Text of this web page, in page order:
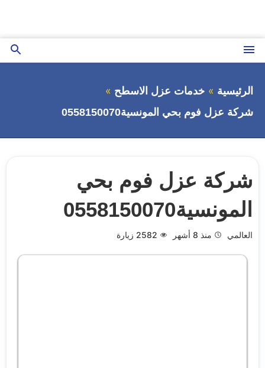
المحتوى
القائمة
بحث
الرئيسية
خدمات عزل الاسطح
شركة عزل فوم بحي المونسية0558150070
شركة عزل فوم بحي
المونسية0558150070
العالمي منذ 8 أشهر 2582 زيارة